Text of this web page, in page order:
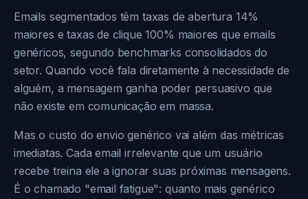
Emails segmentados têm taxas de abertura 14%
maiores e taxas de clique 100% maiores que emails
genéricos, segundo benchmarks consolidados do
setor. Quando você fala diretamente à necessidade de
alguém, a mensagem ganha poder persuasivo que
não existe em comunicação em massa.
Mas o custo do envio genérico vai além das métricas
imediatas. Cada email irrelevante que um usuário
recebe treina ele a ignorar suas próximas mensagens.
É o chamado "email fatigue": quanto mais genérico